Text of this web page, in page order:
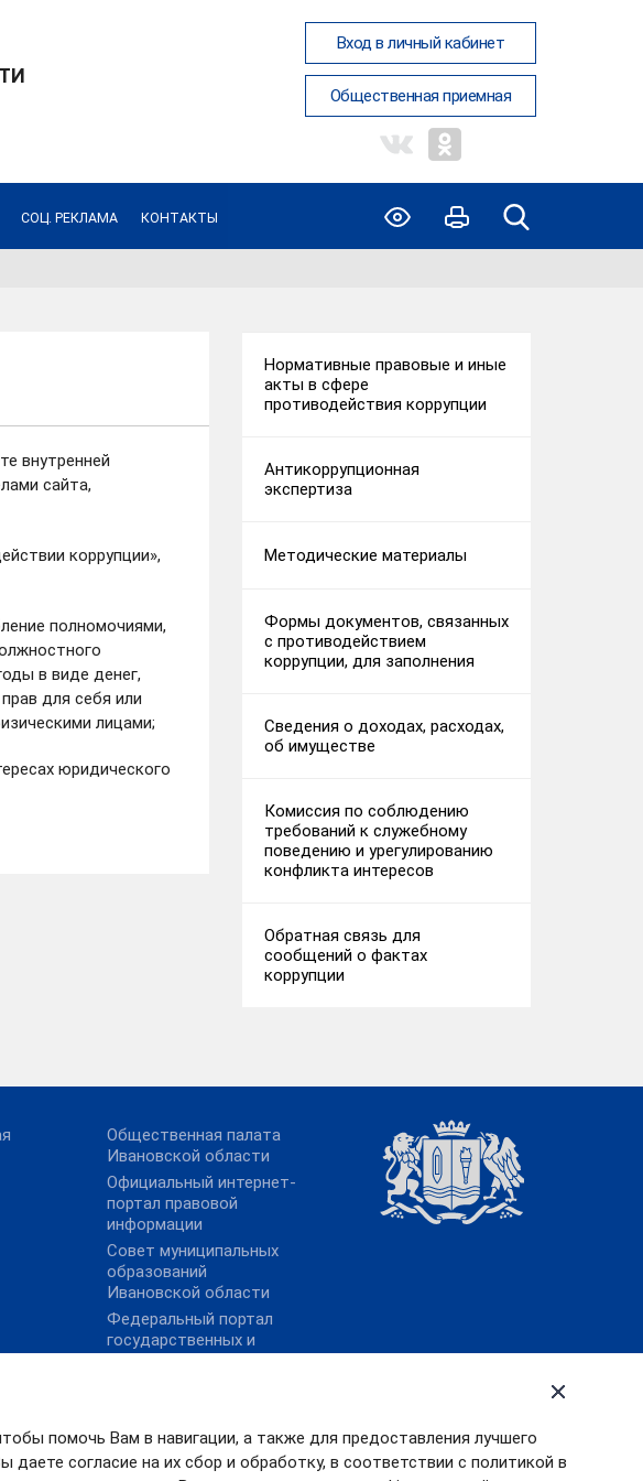
Вход в личный кабинет
Общественная приемная
СОЦ. РЕКЛАМА КОНТАКТЫ
помочь Вам в навигации, а также для предоставления лучшего
согласие на их сбор и обработку, в соответствии с политикой в
внутренней
сайта,
коррупции»,
полномочиями,
в виде денег,
для себя или
лицами;
юридического
Нормативные правовые и иные
акты в сфере
противодействия коррупции
Антикоррупционная
экспертиза
Методические материалы
Формы документов, связанных
с противодействием
коррупции, для заполнения
Сведения о доходах, расходах,
об имуществе
Комиссия по соблюдению
требований к служебному
поведению и урегулированию
конфликта интересов
Обратная связь для
сообщений о фактах
коррупции
Общественная палата
Ивановской области
Официальный интернет-
портал правовой
информации
Совет муниципальных
образований
Ивановской области
Федеральный портал
государственных и
последствий новой
коронавирусной
инфекции